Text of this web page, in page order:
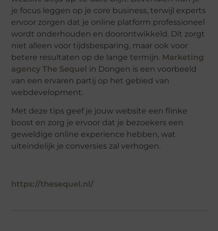
je focus leggen op je core business, terwijl experts
ervoor zorgen dat je online platform professioneel
wordt onderhouden en doorontwikkeld. Dit zorgt
niet alleen voor tijdsbesparing, maar ook voor
betere resultaten op de lange termijn. Marketing
agency The Sequel in Dongen is een voorbeeld
van een ervaren partij op het gebied van
webdevelopment.
Met deze tips geef je jouw website een flinke
boost en zorg je ervoor dat je bezoekers een
geweldige online experience hebben, wat
uiteindelijk je conversies zal verhogen.
https://thesequel.nl/